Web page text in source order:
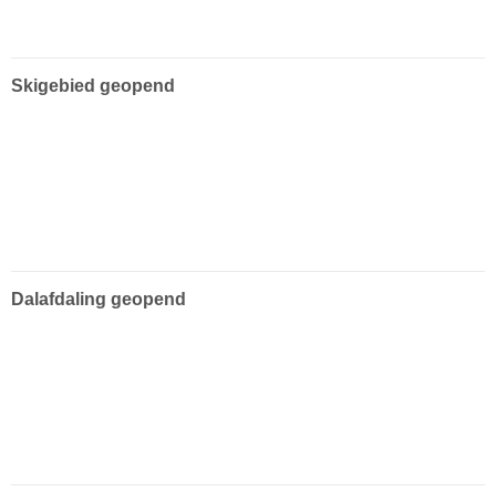
Skigebied geopend
Dalafdaling geopend